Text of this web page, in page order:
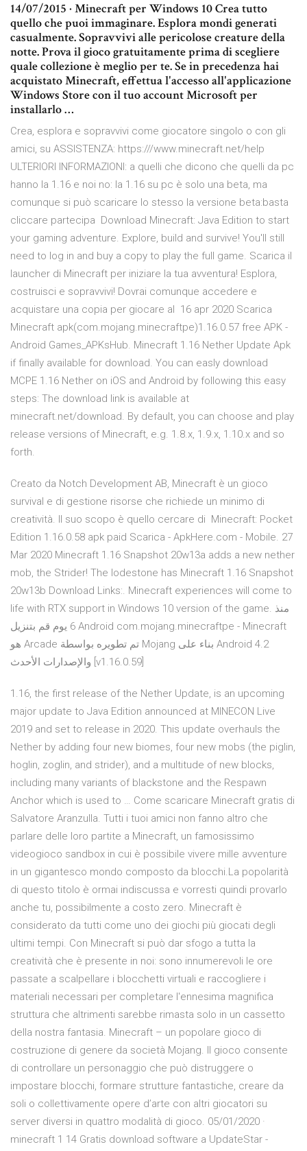
14/07/2015 · Minecraft per Windows 10 Crea tutto
quello che puoi immaginare. Esplora mondi generati
casualmente. Sopravvivi alle pericolose creature della
notte. Prova il gioco gratuitamente prima di scegliere
quale collezione è meglio per te. Se in precedenza hai
acquistato Minecraft, effettua l'accesso all'applicazione
Windows Store con il tuo account Microsoft per
installarlo …
Crea, esplora e sopravvivi come giocatore singolo o con gli
amici, su ASSISTENZA: https:///www.minecraft.net/help
ULTERIORI INFORMAZIONI: a quelli che dicono che quelli da pc
hanno la 1.16 e noi no: la 1.16 su pc è solo una beta, ma
comunque si può scaricare lo stesso la versione beta:basta
cliccare partecipa Download Minecraft: Java Edition to start
your gaming adventure. Explore, build and survive! You'll still
need to log in and buy a copy to play the full game. Scarica il
launcher di Minecraft per iniziare la tua avventura! Esplora,
costruisci e sopravvivi! Dovrai comunque accedere e
acquistare una copia per giocare al 16 apr 2020 Scarica
Minecraft apk(com.mojang.minecraftpe)1.16.0.57 free APK -
Android Games_APKsHub. Minecraft 1.16 Nether Update Apk
if finally available for download. You can easly download
MCPE 1.16 Nether on iOS and Android by following this easy
steps: The download link is available at
minecraft.net/download. By default, you can choose and play
release versions of Minecraft, e.g. 1.8.x, 1.9.x, 1.10.x and so
forth.
Creato da Notch Development AB, Minecraft è un gioco
survival e di gestione risorse che richiede un minimo di
creatività. Il suo scopo è quello cercare di Minecraft: Pocket
Edition 1.16.0.58 apk paid Scarica - ApkHere.com - Mobile. 27
Mar 2020 Minecraft 1.16 Snapshot 20w13a adds a new nether
mob, the Strider! The lodestone has Minecraft 1.16 Snapshot
20w13b Download Links:. Minecraft experiences will come to
life with RTX support in Windows 10 version of the game. منذ
6 يوم قم بتنزيل Android com.mojang.minecraftpe - Minecraft
هو Arcade تم تطويره بواسطة Mojang بناء على Android 4.2
والإصدارات الأحدث [v1.16.0.59]
1.16, the first release of the Nether Update, is an upcoming
major update to Java Edition announced at MINECON Live
2019 and set to release in 2020. This update overhauls the
Nether by adding four new biomes, four new mobs (the piglin,
hoglin, zoglin, and strider), and a multitude of new blocks,
including many variants of blackstone and the Respawn
Anchor which is used to … Come scaricare Minecraft gratis di
Salvatore Aranzulla. Tutti i tuoi amici non fanno altro che
parlare delle loro partite a Minecraft, un famosissimo
videogioco sandbox in cui è possibile vivere mille avventure
in un gigantesco mondo composto da blocchi.La popolarità
di questo titolo è ormai indiscussa e vorresti quindi provarlo
anche tu, possibilmente a costo zero. Minecraft è
considerato da tutti come uno dei giochi più giocati degli
ultimi tempi. Con Minecraft si può dar sfogo a tutta la
creatività che è presente in noi: sono innumerevoli le ore
passate a scalpellare i blocchetti virtuali e raccogliere i
materiali necessari per completare l'ennesima magnifica
struttura che altrimenti sarebbe rimasta solo in un cassetto
della nostra fantasia. Minecraft – un popolare gioco di
costruzione di genere da società Mojang. Il gioco consente
di controllare un personaggio che può distruggere o
impostare blocchi, formare strutture fantastiche, creare da
soli o collettivamente opere d’arte con altri giocatori su
server diversi in quattro modalità di gioco. 05/01/2020 ·
minecraft 1 14 Gratis download software a UpdateStar -